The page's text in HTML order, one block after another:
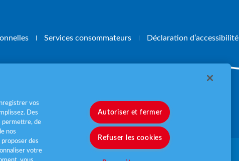
Services consommateurs Déclaration d’accessibilité
légumes par jourwww.mangerbouger.fr
vos
Des
permettre, de
nos
des
votre
Autoriser et fermer
Refuser les cookies